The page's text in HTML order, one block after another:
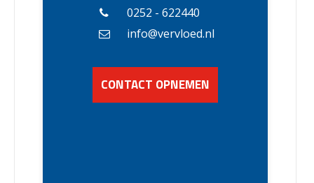
0252 - 622440
info@vervloed.nl
CONTACT OPNEMEN